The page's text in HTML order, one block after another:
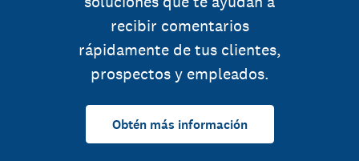
recibir comentarios
rápidamente de tus clientes,
prospectos y empleados.
Obtén más información